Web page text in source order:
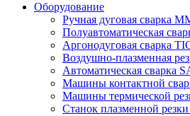
Оборудование
Ручная дуговая сварка
Полуавтоматическая
Аргонодуговая сварка
Воздушно-плазменная
Автоматическая сварка
Машины контактной
Машины термической
Станок плазменной